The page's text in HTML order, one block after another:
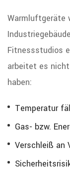
Warmluftgeräte
Fitnessstudios
arbeitet es
haben:
Temperatur
Gas- bzw.
Verschleiß an